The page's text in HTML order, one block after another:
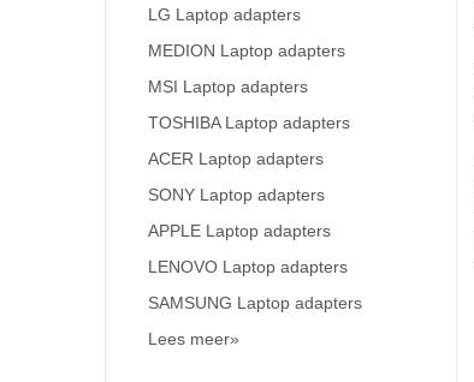
LG Laptop adapters
MEDION Laptop adapters
MSI Laptop adapters
TOSHIBA Laptop adapters
ACER Laptop adapters
SONY Laptop adapters
APPLE Laptop adapters
LENOVO Laptop adapters
SAMSUNG Laptop adapters
Lees meer»